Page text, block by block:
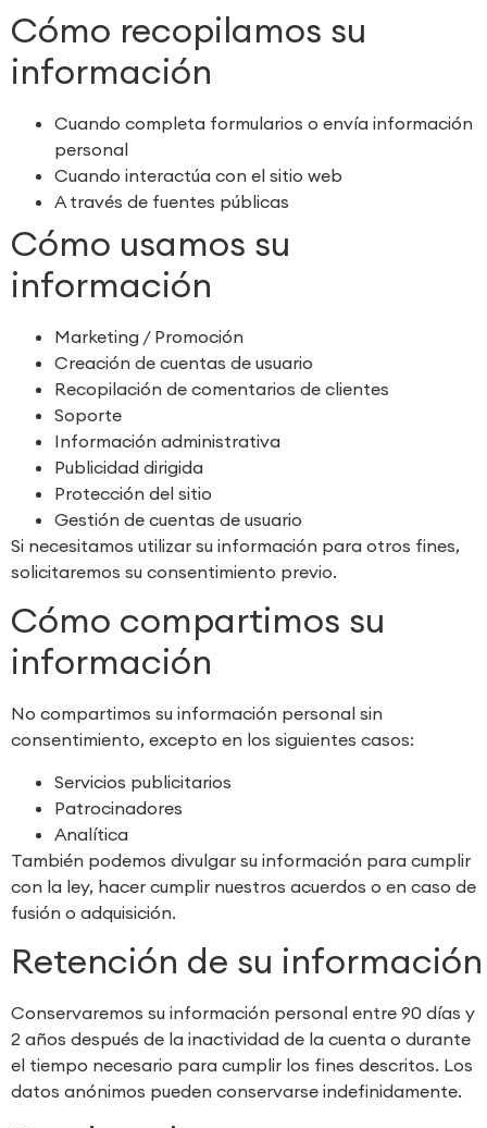
Cómo recopilamos su
información
Cuando completa formularios o envía información
personal
Cuando interactúa con el sitio web
A través de fuentes públicas
Cómo usamos su
información
Marketing / Promoción
Creación de cuentas de usuario
Recopilación de comentarios de clientes
Soporte
Información administrativa
Publicidad dirigida
Protección del sitio
Gestión de cuentas de usuario
Si necesitamos utilizar su información para otros fines,
solicitaremos su consentimiento previo.
Cómo compartimos su
información
No compartimos su información personal sin
consentimiento, excepto en los siguientes casos:
Servicios publicitarios
Patrocinadores
Analítica
También podemos divulgar su información para cumplir
con la ley, hacer cumplir nuestros acuerdos o en caso de
fusión o adquisición.
Retención de su información
Conservaremos su información personal entre 90 días y
2 años después de la inactividad de la cuenta o durante
el tiempo necesario para cumplir los fines descritos. Los
datos anónimos pueden conservarse indefinidamente.